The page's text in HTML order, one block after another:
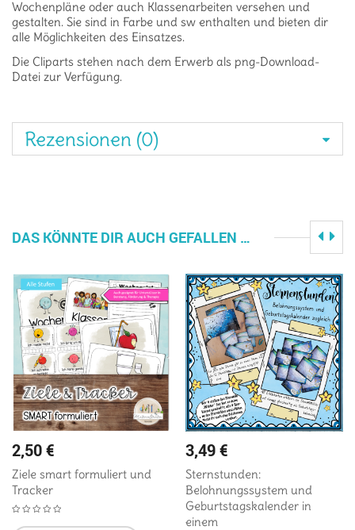
Wochenpläne oder auch Klassenarbeiten versehen und
gestalten. Sie sind in Farbe und sw enthalten und bieten dir
alle Möglichkeiten des Einsatzes.
Die Cliparts stehen nach dem Erwerb als png-Download-
Datei zur Verfügung.
Rezensionen (0)
DAS KÖNNTE DIR AUCH GEFALLEN …
2,50€
Ziele smart formuliert und
Tracker
3,49€
Sternstunden:
Belohnungssystem und
Geburtstagskalender in
einem